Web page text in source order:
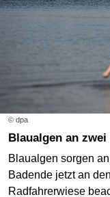
© dpa
Blaualgen an
Blaualgen sorgen
Badende jetzt an
Radfahrerwiese